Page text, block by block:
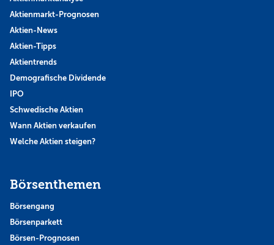
Aktienmarkt-Prognosen
Aktien-News
Aktien-Tipps
Aktientrends
Demografische Dividende
IPO
Schwedische Aktien
Wann Aktien verkaufen
Welche Aktien steigen?
Börsenthemen
Börsengang
Börsenparkett
Börsen-Prognosen